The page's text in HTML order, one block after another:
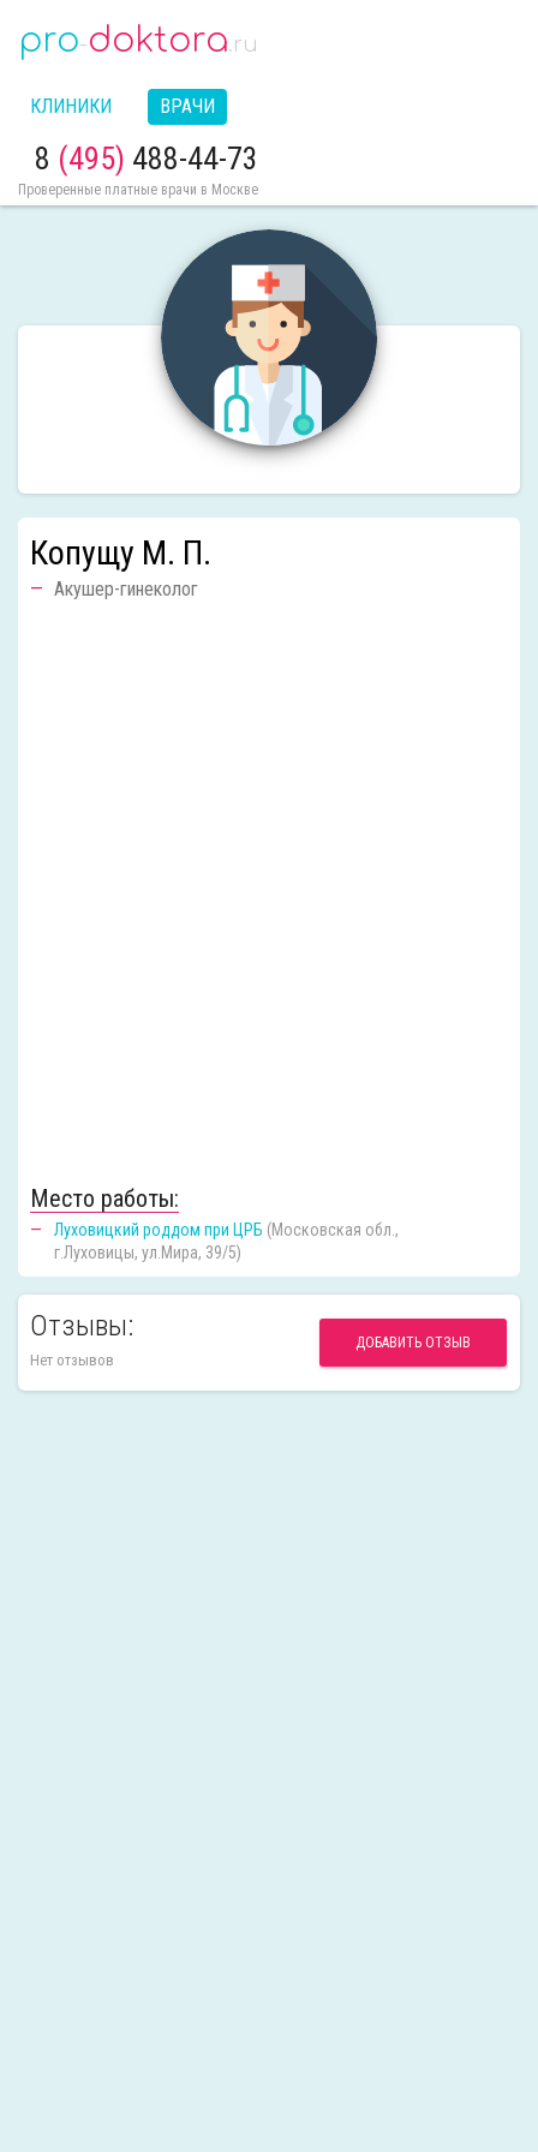
pro-doktora.ru
КЛИНИКИ ВРАЧИ
8 (495) 488-44-73
Проверенные платные врачи в Москве
Копущу М. П.
Акушер-гинеколог
Место работы:
Луховицкий роддом при ЦРБ (Московская обл.,
г.Луховицы, ул.Мира, 39/5)
ДОБАВИТЬ ОТЗЫВ
Отзывы:
Нет отзывов